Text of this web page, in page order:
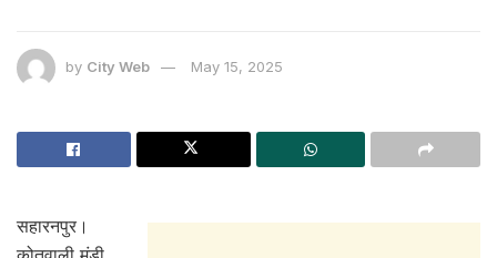
by City Web May 15, 2025
सहारनपुर।